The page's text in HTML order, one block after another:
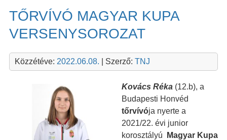
TŐRVÍVÓ MAGYAR KUPA
VERSENYSOROZAT
Közzétéve: 2022.06.08. | Szerző: TNJ
Kovács Réka(12.b), a
Budapesti Honvéd
tőrvívója nyerte a
2021/22. évi junior
korosztályú
Magyar Kupa